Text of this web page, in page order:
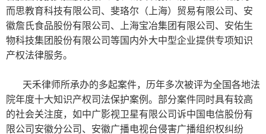
而思教育科技有限公司、斐珞尔（上海）贸易有限公司、安
徽詹氏食品股份有限公司、上海宝冶集团有限公司、安佑生
物科技集团股份有限公司等国内外大中型企业提供专项知识
产权法律服务。
天禾律师所承办的多起案件，历年多次被评为全国各地法
院年度十大知识产权司法保护案例。部分案件同时具有较高
的社会关注度，如中广影视卫星有限公司诉中国电信股份有
限公司安徽分公司、安徽广播电视台侵害广播组织权纠纷